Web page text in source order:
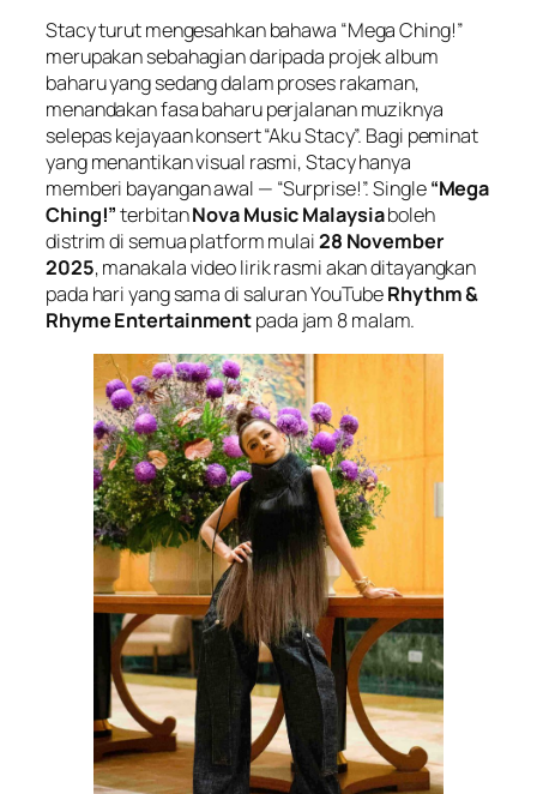
Stacy turut mengesahkan bahawa “Mega Ching!”
merupakan sebahagian daripada projek album
baharu yang sedang dalam proses rakaman,
menandakan fasa baharu perjalanan muziknya
selepas kejayaan konsert “Aku Stacy”. Bagi peminat
yang menantikan visual rasmi, Stacy hanya
memberi bayangan awal — “Surprise!”. Single“Mega
Ching!”terbitanNova Music Malaysiaboleh
distrim di semua platform mulai28 November
2025, manakala video lirik rasmi akan ditayangkan
pada hari yang sama di saluran YouTubeRhythm &
Rhyme Entertainmentpada jam 8 malam.